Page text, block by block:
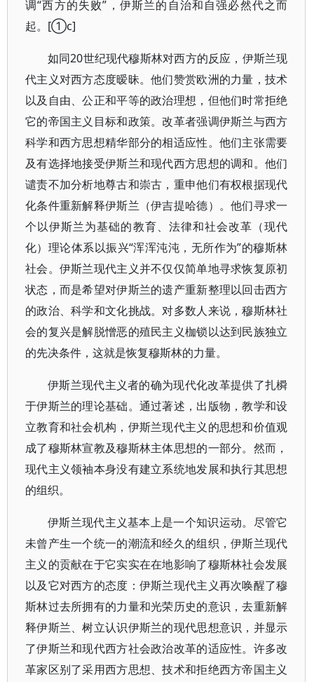
调“西方的失败”，伊斯兰的自治和自强必然代之而
起。[①c]
如同20世纪现代穆斯林对西方的反应，伊斯兰现
代主义对西方态度暧昧。他们赞赏欧洲的力量，技术
以及自由、公正和平等的政治理想，但他们时常拒绝
它的帝国主义目标和政策。改革者强调伊斯兰与西方
科学和西方思想精华部分的相适应性。他们主张需要
及有选择地接受伊斯兰和现代西方思想的调和。他们
谴责不加分析地尊古和崇古，重申他们有权根据现代
化条件重新解释伊斯兰（伊吉提哈德）。他们寻求一
个以伊斯兰为基础的教育、法律和社会改革（现代
化）理论体系以振兴“浑浑沌沌，无所作为”的穆斯林
社会。伊斯兰现代主义并不仅仅简单地寻求恢复原初
状态，而是希望对伊斯兰的遗产重新整理以回击西方
的政治、科学和文化挑战。对多数人来说，穆斯林社
会的复兴是解脱憎恶的殖民主义枷锁以达到民族独立
的先决条件，这就是恢复穆斯林的力量。
伊斯兰现代主义者的确为现代化改革提供了扎橓
于伊斯兰的理论基础。通过著述，出版物，教学和设
立教育和社会机构，伊斯兰现代主义的思想和价值观
成了穆斯林宣教及穆斯林主体思想的一部分。然而，
现代主义领袖本身没有建立系统地发展和执行其思想
的组织。
伊斯兰现代主义基本上是一个知识运动。尽管它
未曾产生一个统一的潮流和经久的组织，伊斯兰现代
主义的贡献在于它实实在在地影响了穆斯林社会发展
以及它对西方的态度：伊斯兰现代主义再次唤醒了穆
斯林过去所拥有的力量和光荣历史的意识，去重新解
释伊斯兰、树立认识伊斯兰的现代思想意识，并显示
了伊斯兰和现代西方社会政治改革的适应性。许多改
革家区别了采用西方思想、技术和拒绝西方帝国主义